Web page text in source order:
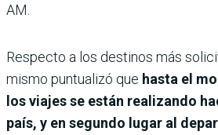
AM.
Respecto a los destinos más
mismo puntualizó que hasta el
los viajes se están realizando
país, y en segundo lugar al